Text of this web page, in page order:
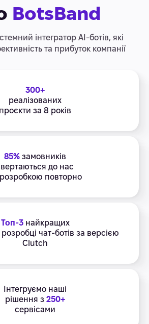
BotsBand
інтегратор АІ-ботів, які
та прибуток компанії
300+
реалізованих
проєкти за 8 років
85% замовників
до нас
повторно
Топ-3найкращих
чат-ботів за версією
Clutch
Інтегруємо наші
рішення з 250+
сервісами